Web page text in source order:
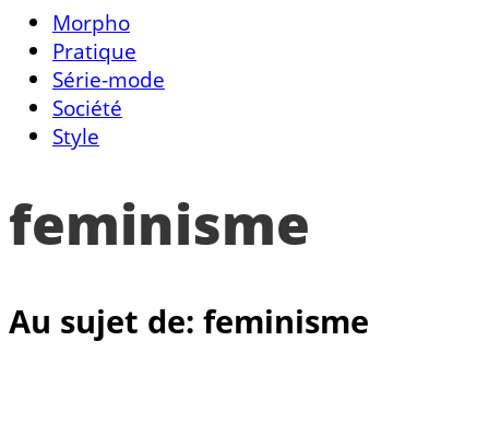
Morpho
Pratique
Série-mode
Société
Style
feminisme
Au sujet de: feminisme